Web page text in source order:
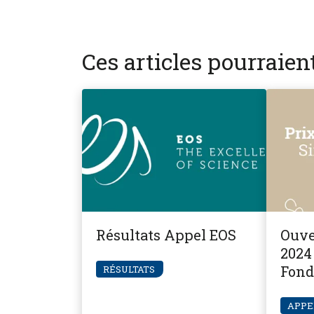
Ces articles
Résultats Appel EOS
RÉSULTATS